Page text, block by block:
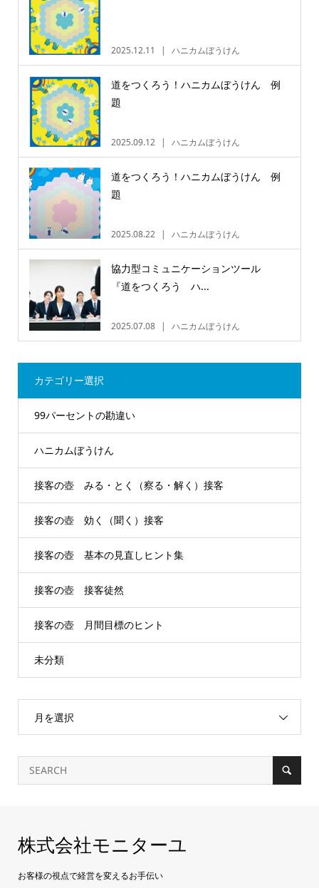
2025.12.11 ハニカムぼうけん
道をつくろう！ハニカムぼうけん 例
題
2025.09.12 ハニカムぼうけん
道をつくろう！ハニカムぼうけん 例
題
2025.08.22 ハニカムぼうけん
協力型コミュニケーションツール
『道をつくろう ハ...
2025.07.08 ハニカムぼうけん
カテゴリー選択
99パーセントの勘違い
ハニカムぼうけん
接客の壺 みる・とく（察る・解く）接客
接客の壺 効く（聞く）接客
接客の壺 基本の見直しヒント集
接客の壺 接客徒然
接客の壺 月間目標のヒント
未分類
月を選択
株式会社モニターユ
お客様の視点で経営を変えるお手伝い